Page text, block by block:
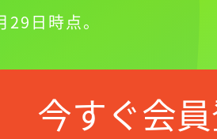
日時点。
今すぐ会